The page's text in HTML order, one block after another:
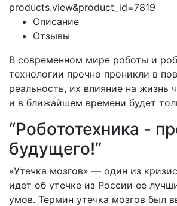
products.view&product_id=7819
Описание
Отзывы
В современном мире роботы и
технологии прочно проникли в
реальность, их влияние на жизнь
и в ближайшем времени будет
“Робототехника -
будущего!”
«Утечка мозгов» — один из
идет об утечке из России ее
умов. Термин утечка мозгов был